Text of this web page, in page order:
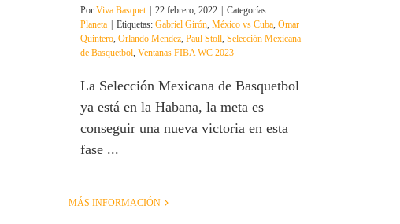
Por Viva Basquet 22 febrero, 2022
Categorías:
Planeta
Etiquetas: Gabriel Girón, México vs Cuba, Omar
Quintero, Orlando Mendez, Paul Stoll, Selección Mexicana
de Basquetbol, Ventanas FIBA WC 2023
La Selección Mexicana de Basquetbol
ya está en la Habana, la meta es
conseguir una nueva victoria en esta
fase ...
MÁS INFORMACIÓN